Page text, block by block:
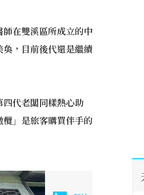
在雙溪區所成立的中
，目前後代還是繼續
代老闆同樣熱心助
」是旅客購買伴手的